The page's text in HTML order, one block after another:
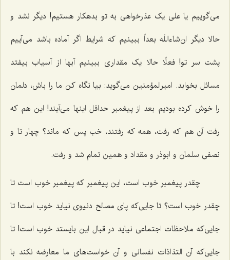
می‌گوییم یا علی یک عذرخواهی به تو بدهکار هستیم! دیگر نشد و
حالا دیگر ان‌شاءاللَه بعداً ببینیم که شرایط اگر آماده باشد می‌آییم
پشت سر تو! فعلًا حالا یک مقداری ببینیم آبها از آسیاب بیفتد
مسائل‌ بخوابد. امیرالمؤمنین می‌گوید: بیا نگاه کن ما را باش، دلمان
را خوش کرده بودیم بعد از پیغمبر حداقل اینها می‌آیند! این هم که
رفت آن هم که رفت، همه که رفتند، خب پس که ماند؟ چهار تا و
نصفی سلمان و ابوذر و مقداد و همین تمام شد و رفت.
چقدر پیغمبر خوب است، این پیغمبر که پیغمبر خوب است تا
چقدر خوب است؟ تا جایی‌که پای مصالح دنیوی نیاید خوب است! تا
جایی‌که ملاحظات اجتماعی نیاید در قبال این بایستد خوب است! تا
جایی‌که آن التذاذات نفسانی و آن خواست‌های ما معارضه نکند با